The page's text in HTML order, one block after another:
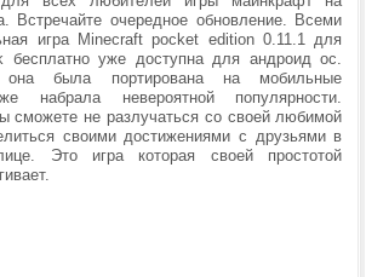
Встречайте очередное обновление. Всеми
игра Minecraft pocket edition 0.11.1 для
бесплатно уже доступна для андроид ос.
была портирована на мобильные
набрала невероятной популярности.
сможете не разлучаться со своей любимой
своими достижениями с друзьями в
Это игра которая своей простотой